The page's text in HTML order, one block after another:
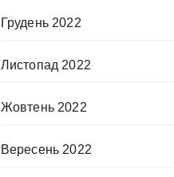
Грудень 2022
Листопад 2022
Жовтень 2022
Вересень 2022